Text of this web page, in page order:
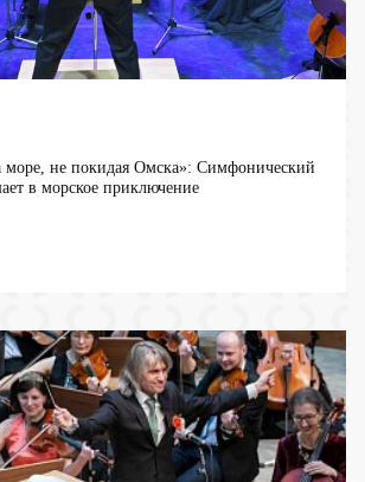
море, не покидая Омска»: Симфонический
в морское приключение